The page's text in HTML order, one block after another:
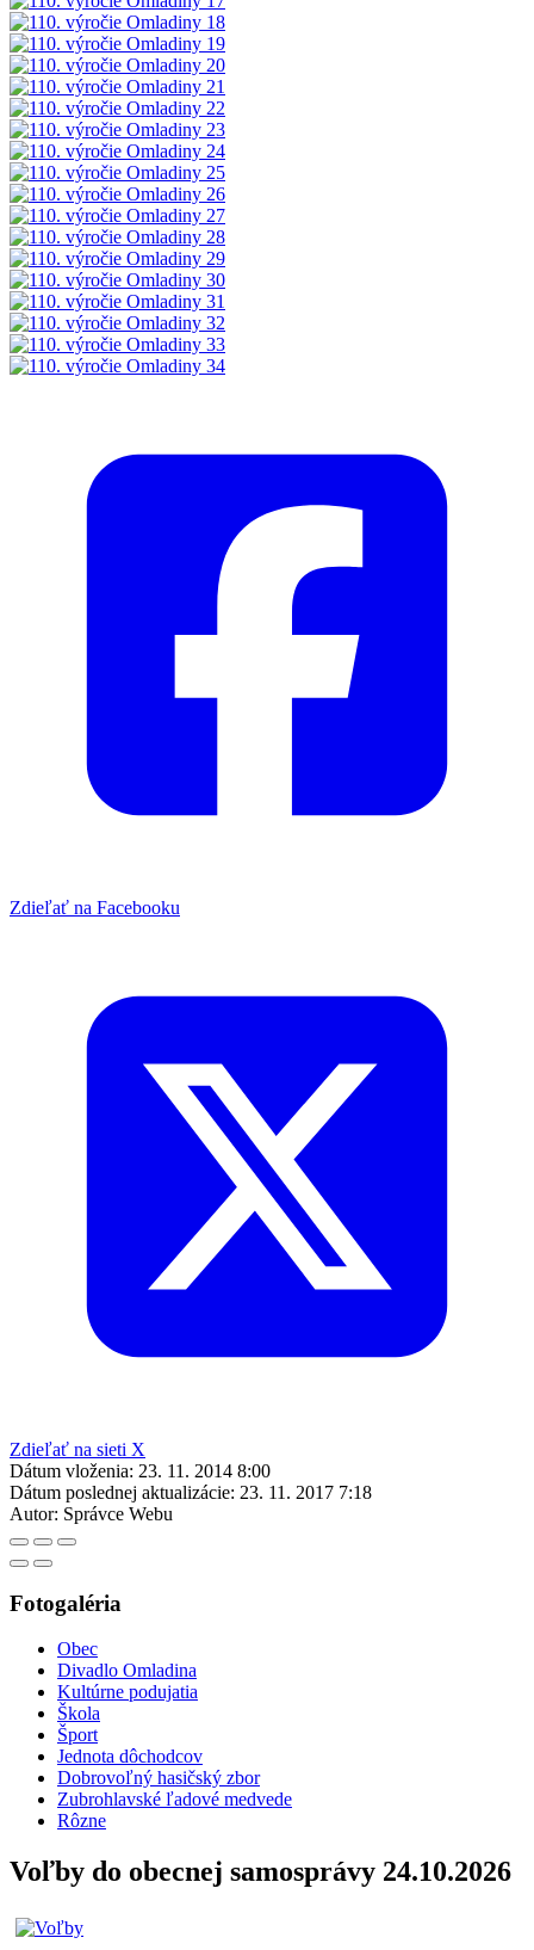
Zdieľať na Facebooku
Zdieľať na sieti X
Dátum vloženia: 23. 11. 2014 8:00
Dátum poslednej aktualizácie: 23. 11. 2017 7:18
Autor: Správce Webu
Fotogaléria
Obec
Divadlo Omladina
Kultúrne podujatia
Škola
Šport
Jednota dôchodcov
Dobrovoľný hasičský zbor
Zubrohlavské ľadové medvede
Rôzne
Voľby do obecnej samosprávy 24.10.2026